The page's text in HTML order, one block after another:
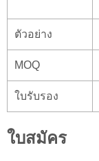
ตัวอย่าง
MOQ
ใบรับรอง
ใบสมัคร